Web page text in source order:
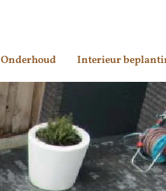
Onderhoud Interieur